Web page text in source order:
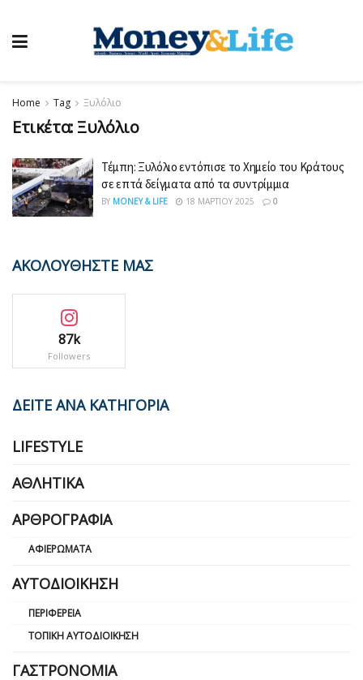
Home Tag Ξυλόλιο
Ετικέτα: Ξυλόλιο
Τέμπη: Ξυλόλιο εντόπισε το Χημείο του Κράτους
σε επτά δείγματα από τα συντρίμμια
BY MONEY & LIFE 18 ΜΑΡΤΊΟΥ 2025 0
ΑΚΟΛΟΥΘΗΣΤΕ ΜΑΣ
87k
Followers
ΔΕΙΤΕ ΑΝΑ ΚΑΤΗΓΟΡΙΑ
LIFESTYLE
ΑΘΛΗΤΙΚΆ
ΑΡΘΡΟΓΡΑΦΊΑ
ΑΦΙΕΡΏΜΑΤΑ
ΑΥΤΟΔΙΟΊΚΗΣΗ
ΠΕΡΙΦΈΡΕΙΑ
ΤΟΠΙΚΉ ΑΥΤΟΔΙΟΊΚΗΣΗ
ΓΑΣΤΡΟΝΟΜΊΑ